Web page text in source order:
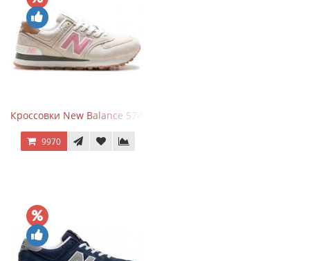
Кроссовки New Balance 574 Power Beige Pink
9970